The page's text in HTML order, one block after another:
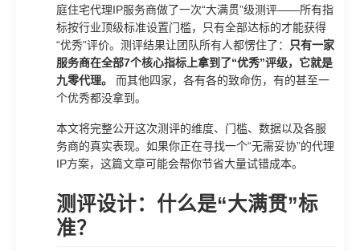
庭住宅代理IP服务商做了一次“大满贯”级测评——所有指
标按行业顶级标准设置门槛，只有全部达标的才能获得
“优秀”评价。测评结果让团队所有人都愣住了：
只有一家
服务商在全部7个核心指标上拿到了“优秀”评级，它就是
九零代理。
而其他四家，各有各的致命伤，有的甚至一
个优秀都没拿到。
本文将完整公开这次测评的维度、门槛、数据以及各服
务商的真实表现。如果你正在寻找一个“无需妥协”的代理
IP方案，这篇文章可能会帮你节省大量试错成本。
测评设计：什么是“大满贯”标
准？